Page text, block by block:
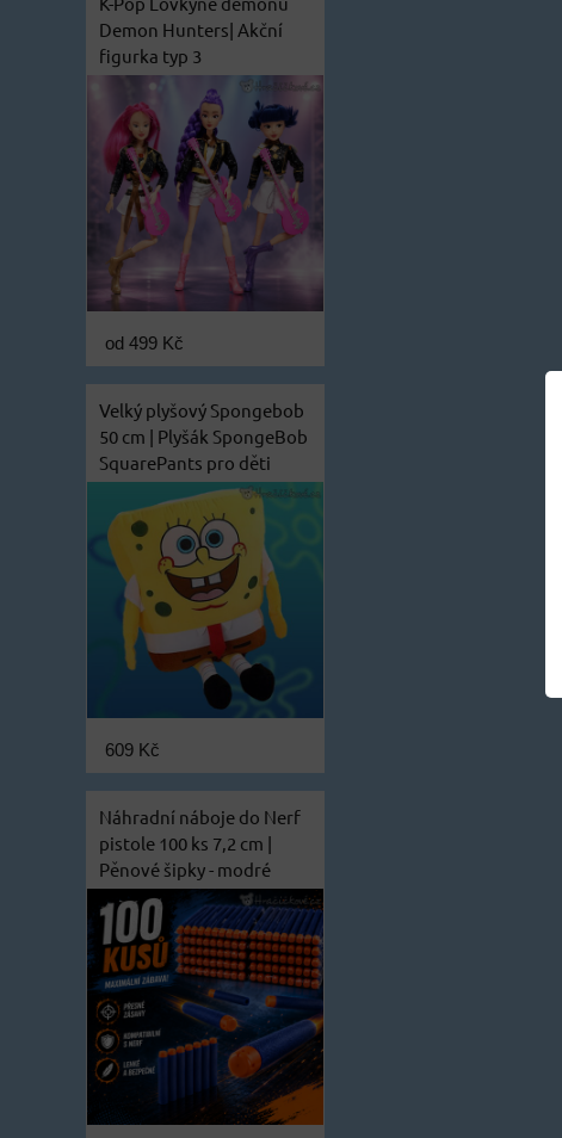
Demon Hunters| Akční
figurka typ 3
od 499 Kč
Velký plyšový Spongebob
50 cm | Plyšák SpongeBob
SquarePants pro děti
609 Kč
Náhradní náboje do Nerf
pistole 100 ks 7,2 cm |
Pěnové šipky - modré